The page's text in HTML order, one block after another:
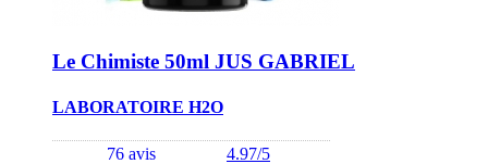
Le Chimiste 50ml JUS GABRIEL
LABORATOIRE H2O
76 avis 4.97/5